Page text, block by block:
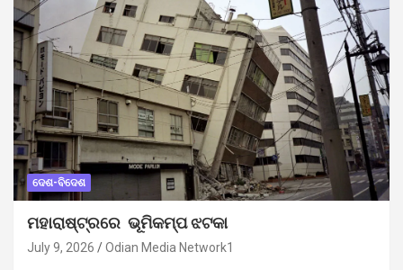
ଦେଶ-ବିଦେଶ
ମହାରାଷ୍ଟ୍ରରେ ଭୂମିକମ୍ପ ଝଟକା
July 9, 2026 Odian Media Network1